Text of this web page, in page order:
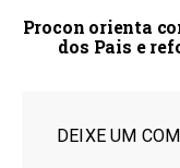
Procon orienta
dos Pais e
DEIXE UM